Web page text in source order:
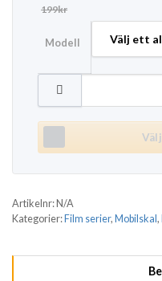
199kr
Modell
Mobilskal iPhone
Artikelnr:N/A
Kategorier:Film serier, Mobilskal,